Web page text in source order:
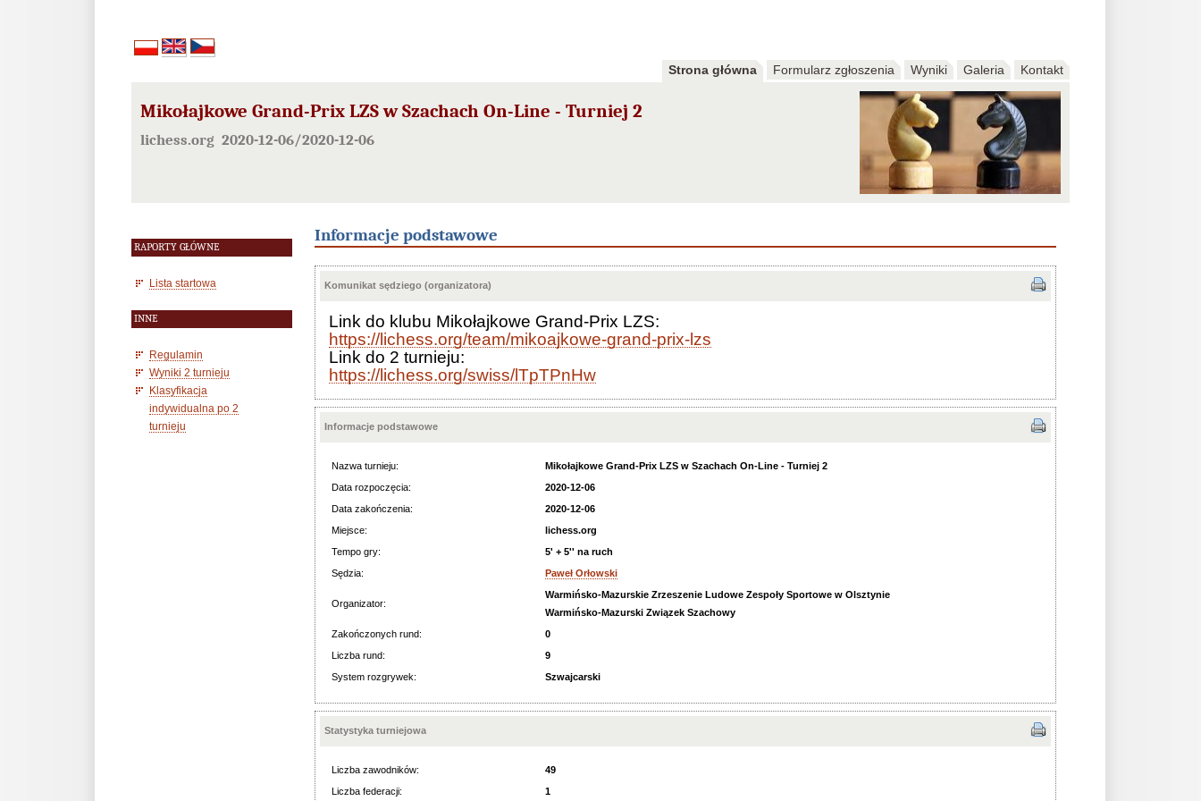
Strona główna Formularz zgłoszenia Wyniki Galeria Kontakt
Mikołajkowe Grand-Prix LZS w Szachach On-Line - Turniej 2
lichess.org 2020-12-06/2020-12-06
RAPORTY GŁÓWNE
Lista startowa
INNE
Regulamin
Wyniki 2 turnieju
Klasyfikacja
indywidualna po 2
turnieju
Informacje podstawowe
Komunikat sędziego (organizatora)
Link do klubu Mikołajkowe Grand-Prix LZS:
https://lichess.org/team/mikoajkowe-grand-prix-lzs
Link do 2 turnieju:
https://lichess.org/swiss/lTpTPnHw
Informacje podstawowe
Nazwa turnieju:
Mikołajkowe Grand-Prix LZS w Szachach On-Line - Turniej 2
Data rozpoczęcia:
2020-12-06
Data zakończenia:
2020-12-06
Miejsce:
lichess.org
Tempo gry:
5' + 5'' na ruch
Sędzia:
Paweł Orłowski
Organizator:
Warmińsko-Mazurskie Zrzeszenie Ludowe Zespoły Sportowe w Olsztynie
Warmińsko-Mazurski Związek Szachowy
Zakończonych rund:
0
Liczba rund:
9
System rozgrywek:
Szwajcarski
Statystyka turniejowa
Liczba zawodników:
49
Liczba federacji:
1